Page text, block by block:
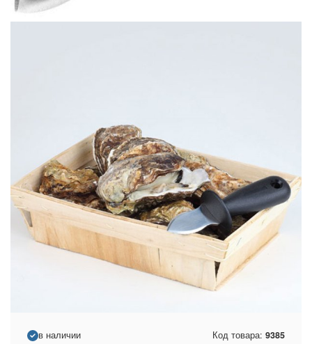
в наличии Код товара: 9385